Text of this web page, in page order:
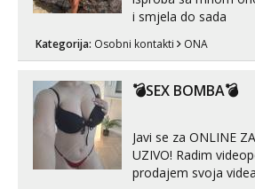
Tel: 064/677-677 - Kod: #123
tel:0,93€ - mob:1,12€ min
Tel: 064/677-677- Kod: #142
tel:0,93€ - mob:1,12€ min
Čekam tvoj poziv!
i smjela do sada
Kategorija: Osobni kontakti ONA
💣SEX BOMBA💣
Javi se za ONLINE
UZIVO! Radim videopozive, dopisivanja,
prodajem svoja videa i